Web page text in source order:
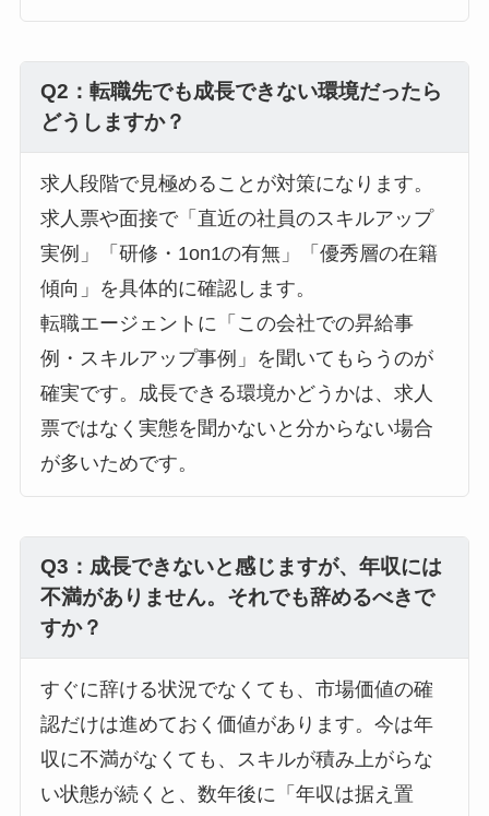
Q2：転職先でも成長できない環境だったら
どうしますか？
求人段階で見極めることが対策になります。
求人票や面接で「直近の社員のスキルアップ
実例」「研修・1on1の有無」「優秀層の在籍
傾向」を具体的に確認します。
転職エージェントに「この会社での昇給事
例・スキルアップ事例」を聞いてもらうのが
確実です。成長できる環境かどうかは、求人
票ではなく実態を聞かないと分からない場合
が多いためです。
Q3：成長できないと感じますが、年収には
不満がありません。それでも辞めるべきで
すか？
すぐに辞ける状況でなくても、市場価値の確
認だけは進めておく価値があります。今は年
収に不満がなくても、スキルが積み上がらな
い状態が続くと、数年後に「年収は据え置